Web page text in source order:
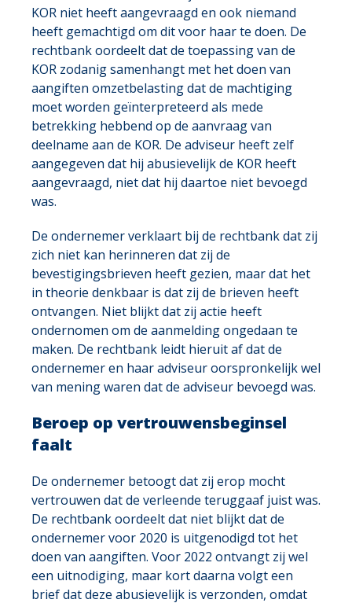
KOR niet heeft aangevraagd en ook niemand
heeft gemachtigd om dit voor haar te doen. De
rechtbank oordeelt dat de toepassing van de
KOR zodanig samenhangt met het doen van
aangiften omzetbelasting dat de machtiging
moet worden geïnterpreteerd als mede
betrekking hebbend op de aanvraag van
deelname aan de KOR. De adviseur heeft zelf
aangegeven dat hij abusievelijk de KOR heeft
aangevraagd, niet dat hij daartoe niet bevoegd
was.
De ondernemer verklaart bij de rechtbank dat zij
zich niet kan herinneren dat zij de
bevestigingsbrieven heeft gezien, maar dat het
in theorie denkbaar is dat zij de brieven heeft
ontvangen. Niet blijkt dat zij actie heeft
ondernomen om de aanmelding ongedaan te
maken. De rechtbank leidt hieruit af dat de
ondernemer en haar adviseur oorspronkelijk wel
van mening waren dat de adviseur bevoegd was.
Beroep op vertrouwensbeginsel
faalt
De ondernemer betoogt dat zij erop mocht
vertrouwen dat de verleende teruggaaf juist was.
De rechtbank oordeelt dat niet blijkt dat de
ondernemer voor 2020 is uitgenodigd tot het
doen van aangiften. Voor 2022 ontvangt zij wel
een uitnodiging, maar kort daarna volgt een
brief dat deze abusievelijk is verzonden, omdat